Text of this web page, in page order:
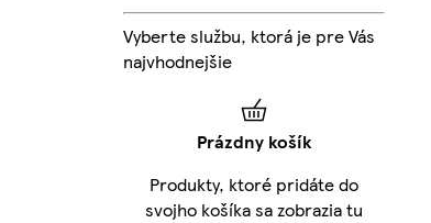
Vyberte službu, ktorá je pre Vás
najvhodnejšie
Prázdny košík
Produkty, ktoré pridáte do
svojho košíka sa zobrazia tu